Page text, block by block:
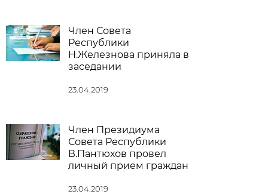
Член Совета
Республики
Н.Железнова приняла в
заседании
23.04.2019
Член Президиума
Совета Республики
В.Пантюхов провел
личный прием граждан
23.04.2019